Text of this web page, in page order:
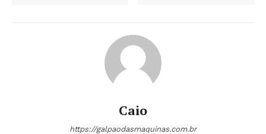
Caio
https://galpaodasmaquinas.com.br